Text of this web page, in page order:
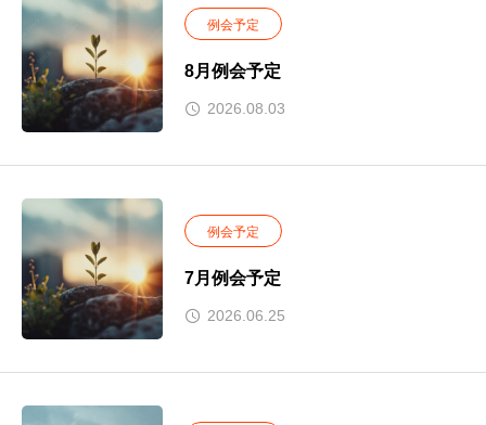
例会予定
8月例会予定
2026.08.03
例会予定
7月例会予定
2026.06.25